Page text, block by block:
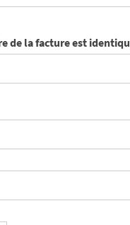
de la facture est